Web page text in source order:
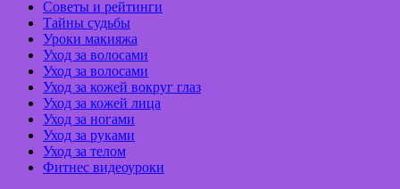
Советы и рейтинги
Тайны судьбы
Уроки макияжа
Уход за волосами
Уход за волосами
Уход за кожей вокруг глаз
Уход за кожей лица
Уход за ногами
Уход за руками
Уход за телом
Фитнес видеоуроки